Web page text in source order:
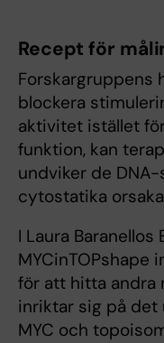
Recept för
Forskargruppens
blockera
aktivitet istället
funktion, kan
undviker de
cytostatika
I Laura
MYCinTOPshape
för att hitta andra
inriktar sig på det
MYC och